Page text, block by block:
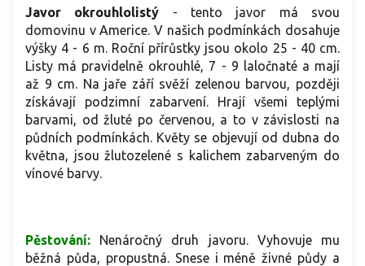
Javor okrouhlolistý - tento javor má svou
domovinu v Americe. V našich podmínkách dosahuje
výšky 4 - 6 m. Roční přírůstky jsou okolo 25 - 40 cm.
Listy má pravidelně okrouhlé, 7 - 9 laločnaté a mají
až 9 cm. Na jaře září svěží zelenou barvou, později
získávají podzimní zabarvení. Hrají všemi teplými
barvami, od žluté po červenou, a to v závislosti na
půdních podmínkách. Květy se objevují od dubna do
května, jsou žlutozelené s kalichem zabarveným do
vínové barvy.
Pěstování: Nenáročný druh javoru. Vyhovuje mu
běžná půda, propustná. Snese i méně živné půdy a